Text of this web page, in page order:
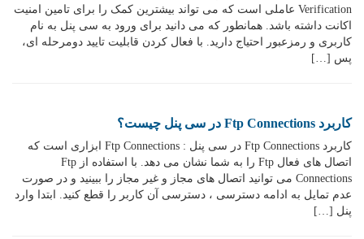
Verification عاملی است که می تواند بیشترین کمک را برای تامین امنیت
اکانت داشته باشد. همانطور که می دانید برای ورود به سی پنل به نام
کاربری و رمزعبور احتیاج دارید. با فعال کردن قابلیت تایید دومرحله ای،
پس […]
کاربرد Ftp Connections در سی پنل چیست؟
کاربرد Ftp Connections در سی پنل : Ftp Connections ابزاری است که
اتصال های فعال Ftp را به شما نشان می دهد. با استفاده از Ftp
Connections می توانید اتصال های مجاز و غیر مجاز را ببینید و در صورت
عدم تمایل به ادامه دسترسی ، دسترسی آن کاربر را قطع کنید. ابتدا وارد
پنل […]